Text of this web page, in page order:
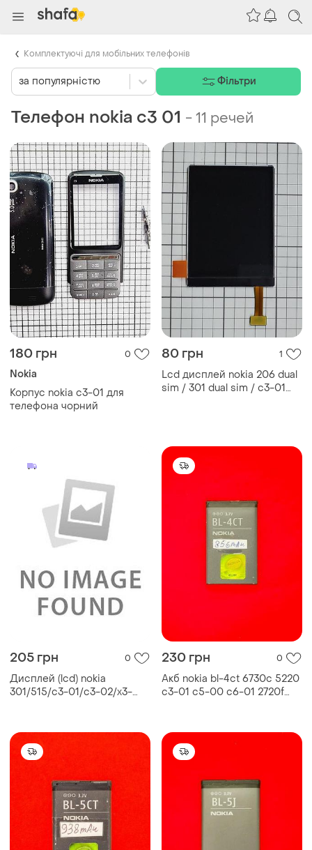
Телефон nokia c3 01 -11 речей
180 грн 0
Nokia
Корпус nokia c3-01 для
телефона чорний
80 грн 1
Lcd дисплей nokia 206 dual
sim / 301 dual sim / c3-01
205 грн 0
Дисплей (lcd) nokia
301/515/c3-01/с3-02/x3-
230 грн 0
Aкб nokia bl-4ct 6730c 5220
c3-01 c5-00 c6-01 2720f
за популярністю Фільтри
Комплектуючі для мобільних телефонів